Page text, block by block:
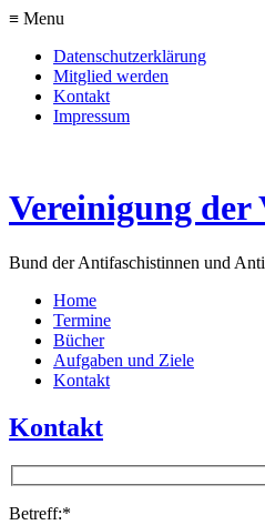
≡ Menu
Datenschutzerklärung
Mitglied werden
Kontakt
Impressum
Vereinigung der
Bund der Antifaschistinnen und
Home
Termine
Bücher
Aufgaben und Ziele
Kontakt
Kontakt
Betreff:*